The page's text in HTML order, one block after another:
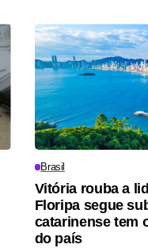
Brasil
Vitória rouba a
Floripa segue
catarinense tem
do país